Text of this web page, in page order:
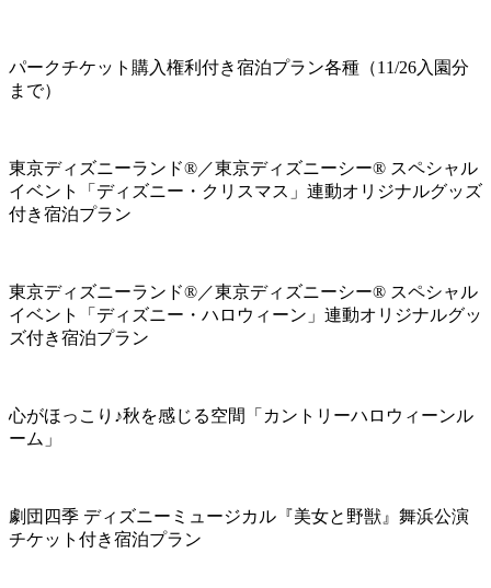
パークチケット購入権利付き宿泊プラン各種（11/26入園分
まで）
東京ディズニーランド®／東京ディズニーシー® スペシャル
イベント「ディズニー・クリスマス」連動オリジナルグッズ
付き宿泊プラン
東京ディズニーランド®／東京ディズニーシー® スペシャル
イベント「ディズニー・ハロウィーン」連動オリジナルグッ
ズ付き宿泊プラン
心がほっこり♪秋を感じる空間「カントリーハロウィーンル
ーム」
劇団四季 ディズニーミュージカル『美女と野獣』舞浜公演
チケット付き宿泊プラン